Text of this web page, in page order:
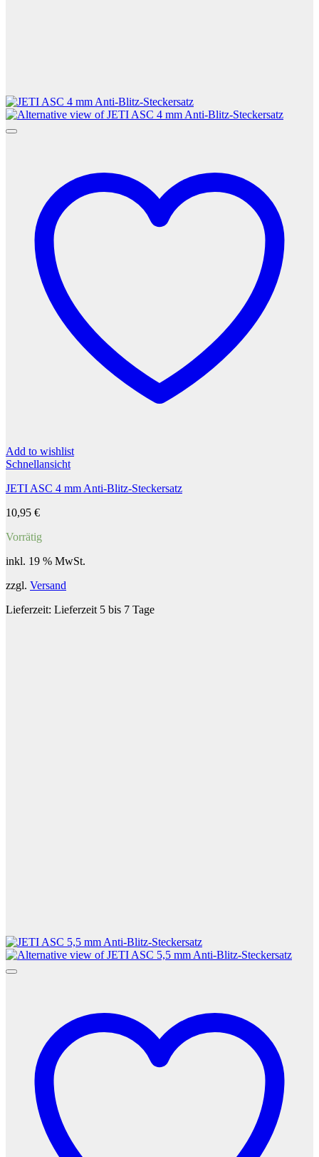
Add to wishlist
Schnellansicht
JETI ASC 4 mm Anti-Blitz-Steckersatz
10,95 €
Vorrätig
inkl. 19 % MwSt.
zzgl. Versand
Lieferzeit: Lieferzeit 5 bis 7 Tage